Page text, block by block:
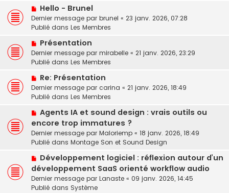
ee
s
s
a
g
e
e
a
u
e
s
s
a
g
e
N
o
u
e
a
u
e
s
s
a
g
e
Hello - Brunel
Dernier message par brunel « 23 janv. 2026, 07:28
Publié dans Les Membres
N
o
u
e
a
u
e
s
s
a
e
Présentation
Dernier message par mirabelle « 21 janv. 2026, 23:29
Publié dans Les Membres
N
o
u
e
a
u
m
s
s
a
g
Re: Présentation
Dernier message par carina « 21 janv. 2026, 18:49
Publié dans Les Membres
N
o
u
v
a
u
m
e
Agents IA et sound design : vrais outils ou
encore trop immatures ?
Dernier message par Maloriemp « 18 janv. 2026, 18:49
Publié dans Montage Son et Sound Design
N
o
u
v
Développement logiciel : réflexion autour d’un
développement SaaS orienté workflow audio
Dernier message par Lanaste « 09 janv. 2026, 14:45
Publié dans Système